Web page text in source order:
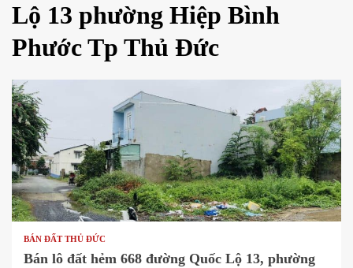
Lộ 13 phường Hiệp Bình
Phước Tp Thủ Đức
1 min read
BÁN ĐẤT THỦ ĐỨC
Bán lô đất hẻm 668 đường Quốc Lộ 13, phường